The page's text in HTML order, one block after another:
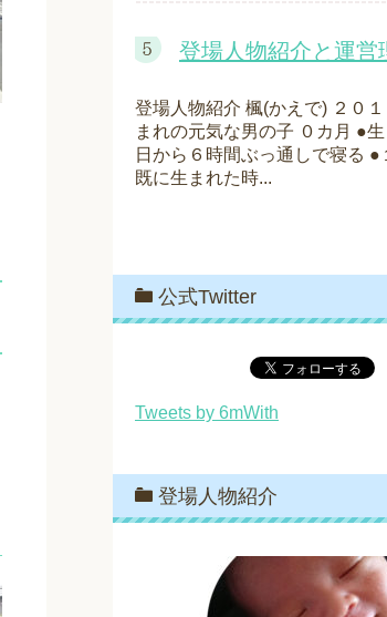
登場人物紹介と運営
登場人物紹介 楓(かえで) ２０
まれの元気な男の子 ０カ月 ●
日から６時間ぶっ通しで寝る ●
既に生まれた時...
公式Twitter
Tweets by 6mWith
登場人物紹介